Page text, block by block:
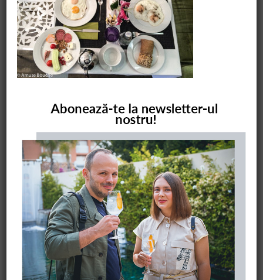
CAUTARE
COMANDĂ CARTEA NOASTRĂ